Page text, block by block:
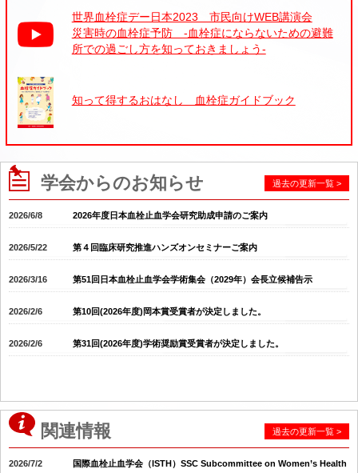
世界血栓症デー日本2023 市民向けWEB講演会
災害時の血栓症予防 -血栓症にならないための避難
所での過ごし方を知っておきましょう-
知って得するおはなし 血栓症ガイドブック
学会からのお知らせ 過去の更新一覧 >
2026/6/8 2026年度日本血栓止血学会研究助成申請のご案内
2026/5/22 第４回臨床研究推進ハンズオンセミナーご案内
2026/3/16 第51回日本血栓止血学会学術集会（2029年）会長立候補告示
2026/2/6 第10回(2026年度)岡本賞受賞者が決定しました。
2026/2/6 第31回(2026年度)学術奨励賞受賞者が決定しました。
関連情報 過去の更新一覧 >
2026/7/2
国際血栓止血学会（ISTH）SSC Subcommittee on Women’s Health